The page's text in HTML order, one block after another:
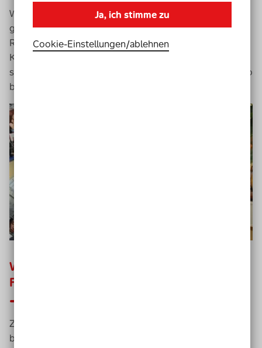
Während der Freiarbeitszeiten sind alle Jahrgänge
gemischt. Die Lernbüros stehen den Schülern in der
Regel ab Jahrgang 7 zur Verfügung. Kinder aus den
Klassen 5 und 6, die sehr schnell lernen, können auch
schon vorher in die Lernbüros gehen, um in ihrem Tempo
bereits Bausteine höherer Jahrgänge zu bearbeiten.
Welche Erfahrungen haben Sie mit der
Freiarbeit gemacht?
Zu beobachten ist vor allem, dass bei fast allen Schülern
bis über die neunte Klasse hinaus Interesse an den
Ja, ich stimme zu
Cookie-Einstellungen­/­ablehnen